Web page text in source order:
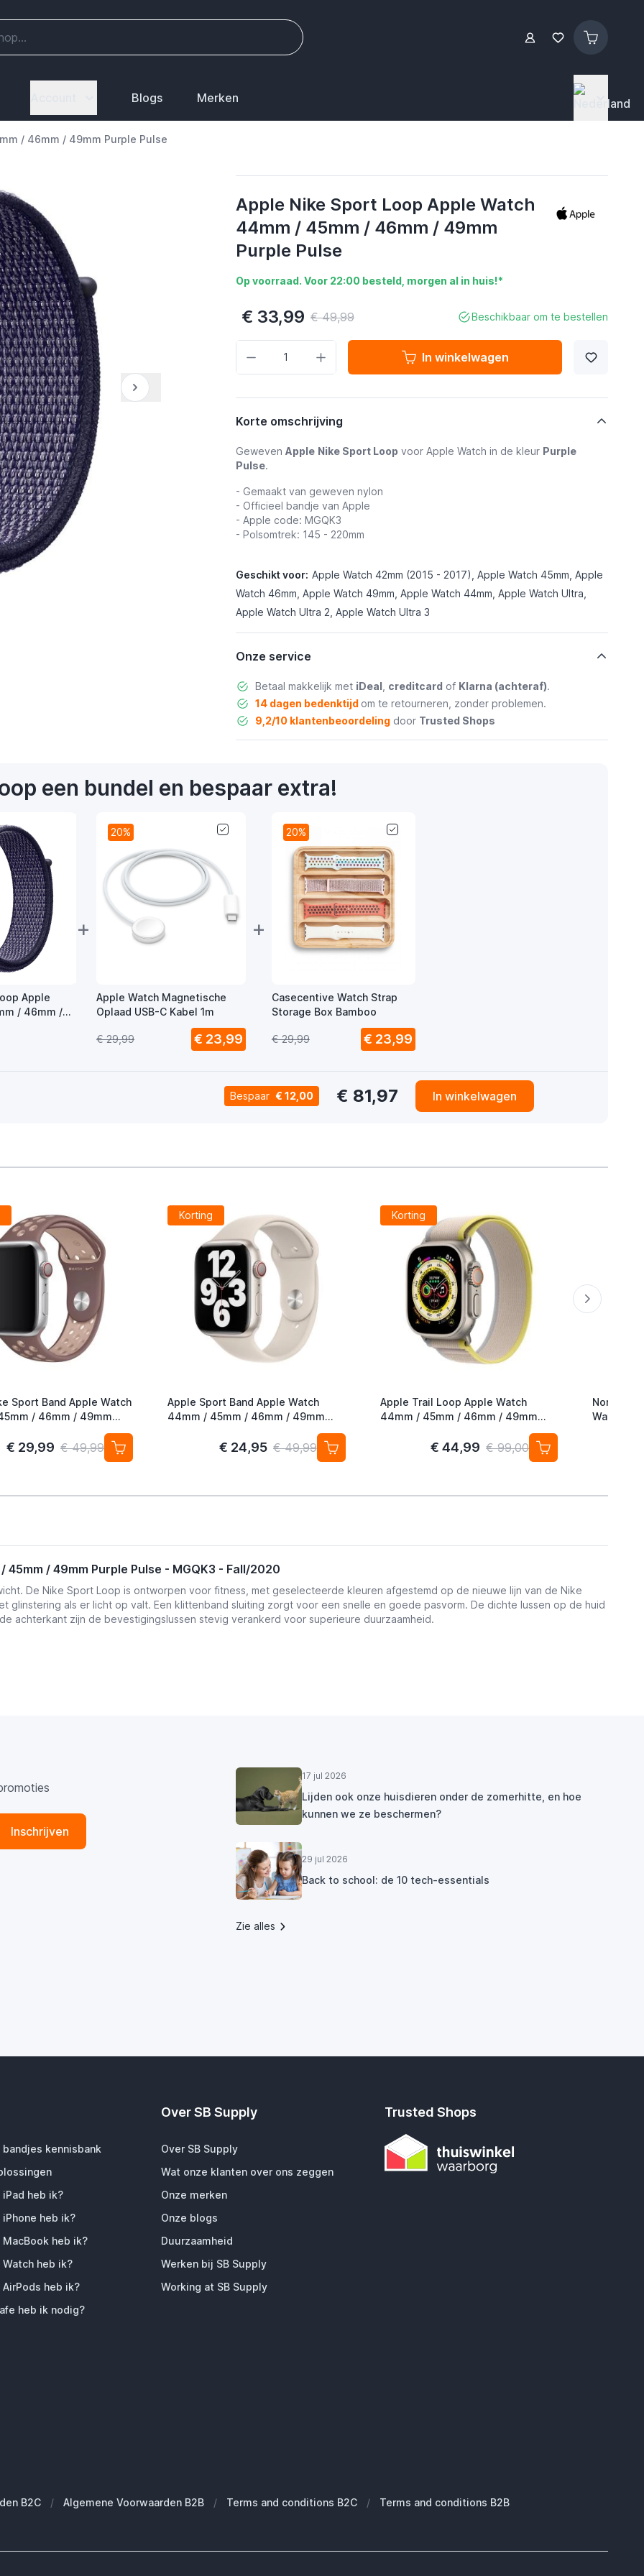
Blogs Merken
/ 46mm / 49mm Purple Pulse
Apple Nike Sport Loop Apple Watch
44mm / 45mm / 46mm / 49mm
Purple Pulse
Op voorraad. Voor 22:00 besteld, morgen al in huis!*
€ 33,99 € 49,99 Beschikbaar om te bestellen
In winkelwagen
Korte omschrijving
Geweven Apple Nike Sport Loop voor Apple Watch in de kleur Purple
Pulse.
- Gemaakt van geweven nylon
- Officieel bandje van Apple
- Apple code: MGQK3
- Polsomtrek: 145 - 220mm
Geschikt voor: Apple Watch 42mm (2015 - 2017), Apple Watch 45mm, Apple
Watch 46mm, Apple Watch 49mm, Apple Watch 44mm, Apple Watch Ultra,
Apple Watch Ultra 2, Apple Watch Ultra 3
Onze service
Betaal makkelijk met iDeal creditcard of Klarna (achteraf).
14 dagen bedenktijd om te retourneren, zonder problemen.
9,2/10 klantenbeoordelingdoor Trusted Shops
een bundel en bespaar extra!
Apple
/ 46mm /
+
20%
Apple Watch Magnetische
Oplaad USB-C Kabel 1m
€ 29,99 € 23,99
+
20%
Casecentive Watch Strap
Storage Box Bamboo
€ 29,99 € 23,99
Bespaar € 12,00 € 81,97 In winkelwagen
Sport Band Apple Watch
/ 46mm / 49mm
/ Particle Beige
€ 29,99 € 49,99
Korting
Apple Sport Band Apple Watch
44mm / 45mm / 46mm / 49mm
€ 24,95 € 49,99
Korting
Apple Trail Loop Apple Watch
44mm / 45mm / 46mm / 49mm
€ 44,99 € 99,00
Nomad
Watch
/ 49mm Purple Pulse - MGQK3 - Fall/2020
De Nike Sport Loop is ontworpen voor fitness, met geselecteerde kleuren afgestemd op de nieuwe lijn van de Nike
glinstering als er licht op valt. Een klittenband sluiting zorgt voor een snelle en goede pasvorm. De dichte lussen op de huid
achterkant zijn de bevestigingslussen stevig verankerd voor superieure duurzaamheid.
Inschrijven
17 jul 2026
Lijden ook onze huisdieren onder de zomerhitte, en hoe
kunnen we ze beschermen?
29 jul 2026
Back to school: de 10 tech-essentials
Zie alles
kennisbank
heb ik?
heb ik?
heb ik?
heb ik?
heb ik?
heb ik nodig?
Over SB Supply
Over SB Supply
Wat onze klanten over ons zeggen
Onze merken
Onze blogs
Duurzaamheid
Werken bij SB Supply
Working at SB Supply
Trusted Shops
B2C / Algemene Voorwaarden B2B / Terms and conditions B2C / Terms and conditions B2B